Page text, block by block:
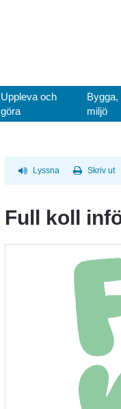
Uppleva och
göra
Bygga,
miljö
Lyssna Skriv ut
Full koll